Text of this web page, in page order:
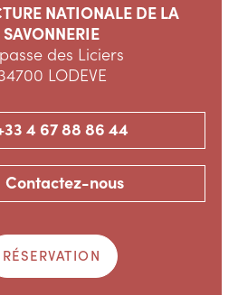
NATIONALE DE LA
SAVONNERIE
des Liciers
LODEVE
4 67 88 86 44
Contactez-nous
RÉSERVATION